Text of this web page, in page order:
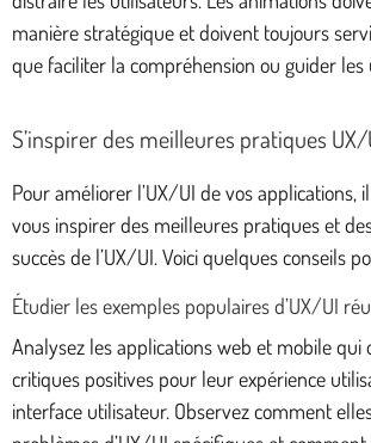
manière stratégique et doivent toujours
que faciliter la compréhension ou guider les
S’inspirer des meilleures pratiques UX/
Pour améliorer l’UX/UI de vos applications,
vous inspirer des meilleures pratiques et
succès de l’UX/UI. Voici quelques conseils
Étudier les exemples populaires d’UX/UI
Analysez les applications web et mobile qui
critiques positives pour leur expérience
interface utilisateur. Observez comment